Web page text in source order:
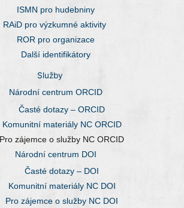
ISMN pro hudebniny
RAiD pro výzkumné aktivity
ROR pro organizace
Další identifikátory
Služby
Národní centrum ORCID
Časté dotazy – ORCID
Komunitní materiály NC ORCID
Pro zájemce o služby NC ORCID
Národní centrum DOI
Časté dotazy – DOI
Komunitní materiály NC DOI
Pro zájemce o služby NC DOI